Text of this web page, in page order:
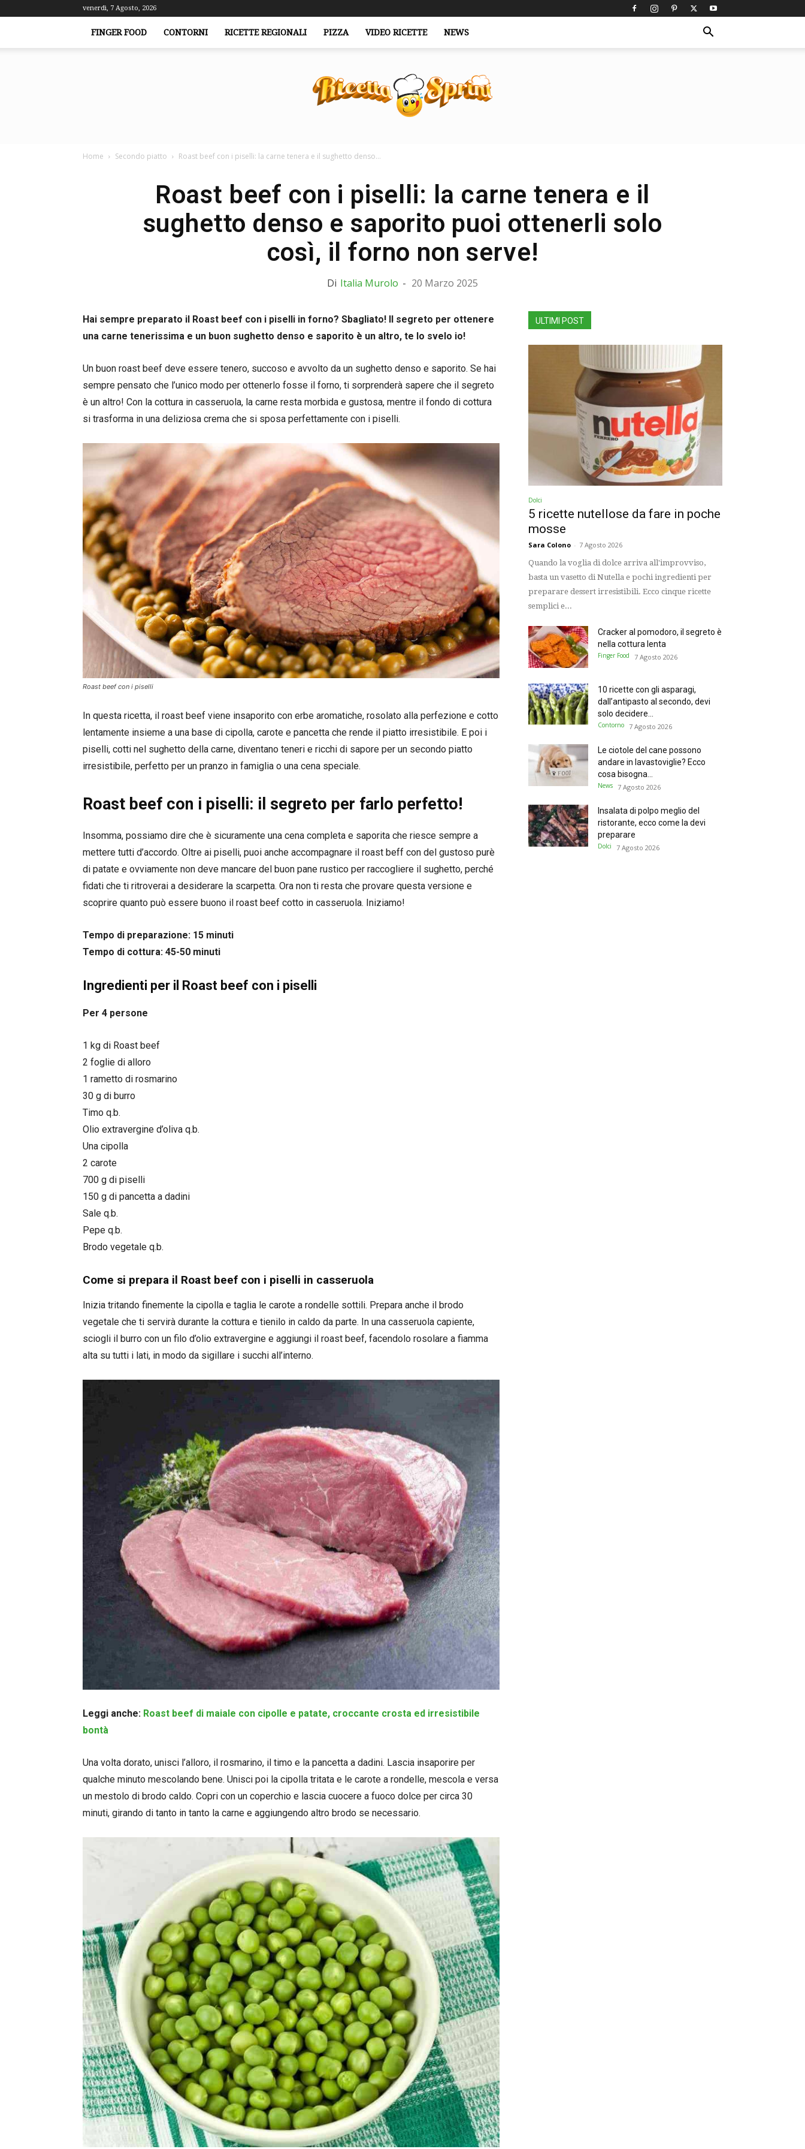
venerdì, 7 Agosto, 2026
FINGER FOOD CONTORNI RICETTE REGIONALI PIZZA VIDEO RICETTE NEWS
Home Secondo piatto Roast beef con i piselli: la carne tenera e il sughetto denso...
Roast beef con i piselli: la carne tenera e il
sughetto denso e saporito puoi ottenerli solo
così, il forno non serve!
Di Italia Murolo - 20 Marzo 2025
Hai sempre preparato il Roast beef con i piselli in forno? Sbagliato! Il segreto per ottenere
una carne tenerissima e un buon sughetto denso e saporito è un altro, te lo svelo io!
Un buon roast beef deve essere tenero, succoso e avvolto da un sughetto denso e saporito. Se hai
sempre pensato che l’unico modo per ottenerlo fosse il forno, ti sorprenderà sapere che il segreto
è un altro! Con la cottura in casseruola, la carne resta morbida e gustosa, mentre il fondo di cottura
si trasforma in una deliziosa crema che si sposa perfettamente con i piselli.
Roast beef con i piselli
In questa ricetta, il roast beef viene insaporito con erbe aromatiche, rosolato alla perfezione e cotto
lentamente insieme a una base di cipolla, carote e pancetta che rende il piatto irresistibile. E poi i
piselli, cotti nel sughetto della carne, diventano teneri e ricchi di sapore per un secondo piatto
irresistibile, perfetto per un pranzo in famiglia o una cena speciale.
Roast beef con i piselli: il segreto per farlo perfetto!
Insomma, possiamo dire che è sicuramente una cena completa e saporita che riesce sempre a
mettere tutti d’accordo. Oltre ai piselli, puoi anche accompagnare il roast beff con del gustoso purè
di patate e ovviamente non deve mancare del buon pane rustico per raccogliere il sughetto, perché
fidati che ti ritroverai a desiderare la scarpetta. Ora non ti resta che provare questa versione e
scoprire quanto può essere buono il roast beef cotto in casseruola. Iniziamo!
Tempo di preparazione: 15 minuti
Tempo di cottura: 45-50 minuti
Ingredienti per il Roast beef con i piselli
Per 4 persone
1 kg di Roast beef
2 foglie di alloro
1 rametto di rosmarino
30 g di burro
Timo q.b.
Olio extravergine d’oliva q.b.
Una cipolla
2 carote
700 g di piselli
150 g di pancetta a dadini
Sale q.b.
Pepe q.b.
Brodo vegetale q.b.
Come si prepara il Roast beef con i piselli in casseruola
Inizia tritando finemente la cipolla e taglia le carote a rondelle sottili. Prepara anche il brodo
vegetale che ti servirà durante la cottura e tienilo in caldo da parte. In una casseruola capiente,
sciogli il burro con un filo d’olio extravergine e aggiungi il roast beef, facendolo rosolare a fiamma
alta su tutti i lati, in modo da sigillare i succhi all’interno.
Leggi anche: Roast beef di maiale con cipolle e patate, croccante crosta ed irresistibile
bontà
Una volta dorato, unisci l’alloro, il rosmarino, il timo e la pancetta a dadini. Lascia insaporire per
qualche minuto mescolando bene. Unisci poi la cipolla tritata e le carote a rondelle, mescola e versa
un mestolo di brodo caldo. Copri con un coperchio e lascia cuocere a fuoco dolce per circa 30
minuti, girando di tanto in tanto la carne e aggiungendo altro brodo se necessario.
ULTIMI POST
Dolci
5 ricette nutellose da fare in poche
mosse
Sara Colono - 7 Agosto 2026
Quando la voglia di dolce arriva all'improvviso,
basta un vasetto di Nutella e pochi ingredienti per
preparare dessert irresistibili. Ecco cinque ricette
semplici e...
Cracker al pomodoro, il segreto è
nella cottura lenta
Finger Food 7 Agosto 2026
10 ricette con gli asparagi,
dall’antipasto al secondo, devi
solo decidere...
Contorno 7 Agosto 2026
Le ciotole del cane possono
andare in lavastoviglie? Ecco
cosa bisogna...
News 7 Agosto 2026
Insalata di polpo meglio del
ristorante, ecco come la devi
preparare
Dolci 7 Agosto 2026